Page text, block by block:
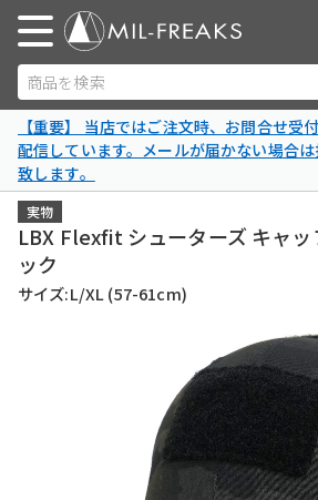
商品を検索
【重要】 当店ではご注文時、お問合せ受
配信しています。メールが届かない場合
致します。
実物
LBX Flexfit シューターズ キャッ
ック
サイズ:L/XL (57-61cm)